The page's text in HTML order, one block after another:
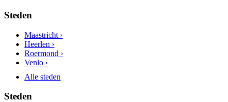
Steden
Maastricht ›
Heerlen ›
Roermond ›
Venlo ›
Alle steden
Steden